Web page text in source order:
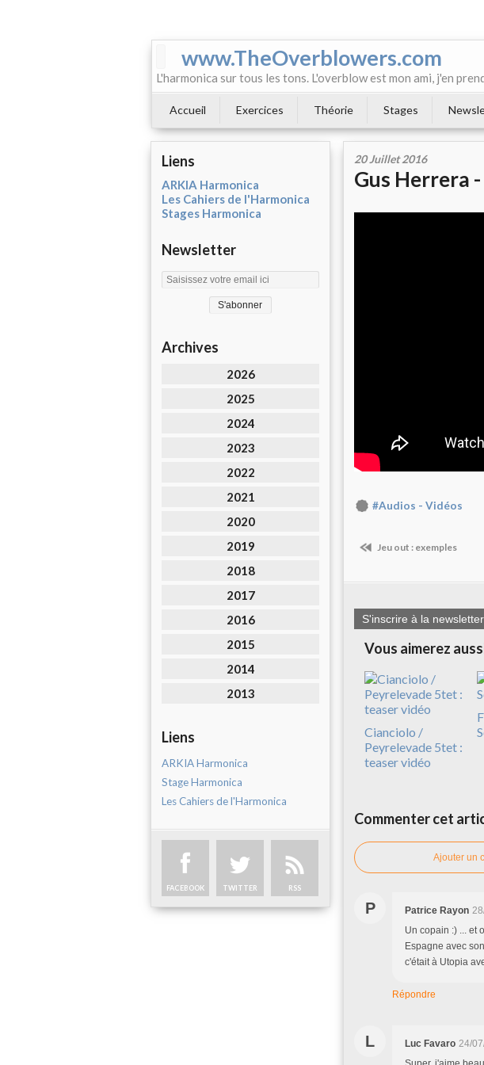
www.TheOverblowers.com
L'harmonica sur tous les tons. L'overblow est mon ami, j'en
Accueil Exercices Théorie Stages
Liens
ARKIA Harmonica
Les Cahiers de l'Harmonica
Stages Harmonica
Newsletter
Archives
2026
2025
2024
2023
2022
2021
2020
2019
2018
2017
2016
2015
2014
2013
Liens
ARKIA Harmonica
Stage Harmonica
Les Cahiers de l'Harmonica
FACEBOOK TWITTER RSS
20 Juillet 2016
Gus Herrera
#Audios - Vidéos
Jeu out : exemples
S'inscrire à la newsletter
Vous aimerez
Cianciolo /
Peyrelevade 5tet :
teaser vidéo
Commenter cet
Ajouter un
P Patrice Rayon
Un copain :) ... et
Espagne avec
c'était à Utopia
Répondre
L Luc Favaro 24/